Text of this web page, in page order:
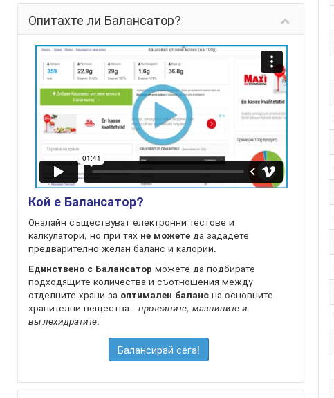
Опитахте ли Балансатор?
Кой е Балансатор?
Оналайн съществуват електронни тестове и
калкулатори, но при тях не можете да зададете
предварително желан баланс и калории.
Единствено с Балансатор можете да подбирате
подходящите количества и съотношения между
отделните храни за оптимален баланс на oсновните
хранителни вещества - протеините, мазнините и
въглехидратите.
Балансирай сега!